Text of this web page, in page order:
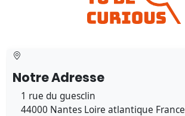
Notre Adresse
1 rue du guesclin
44000 Nantes Loire atlantique France